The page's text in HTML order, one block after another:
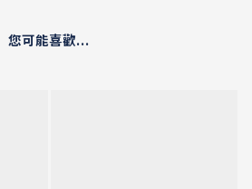
您可能喜歡...